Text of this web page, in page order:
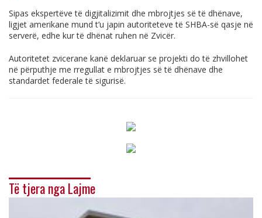
Sipas ekspertëve të digjitalizimit dhe mbrojtjes së të dhënave,
ligjet amerikane mund t’u japin autoriteteve të SHBA-së qasje në
serverë, edhe kur të dhënat ruhen në Zvicër.
Autoritetet zvicerane kanë deklaruar se projekti do të zhvillohet
në përputhje me rregullat e mbrojtjes së të dhënave dhe
standardet federale të sigurisë.
Të tjera nga Lajme